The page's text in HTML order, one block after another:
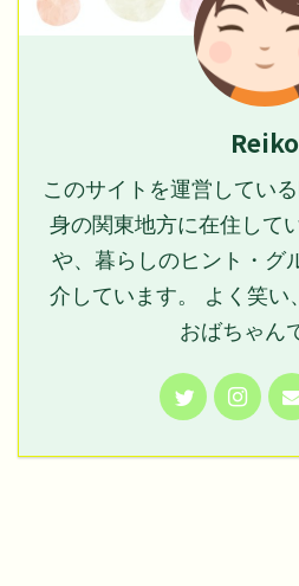
Reiko
このサイトを運営してい
身の関東地方に在住して
や、暮らしのヒント・グ
介しています。 よく笑い
おばちゃん